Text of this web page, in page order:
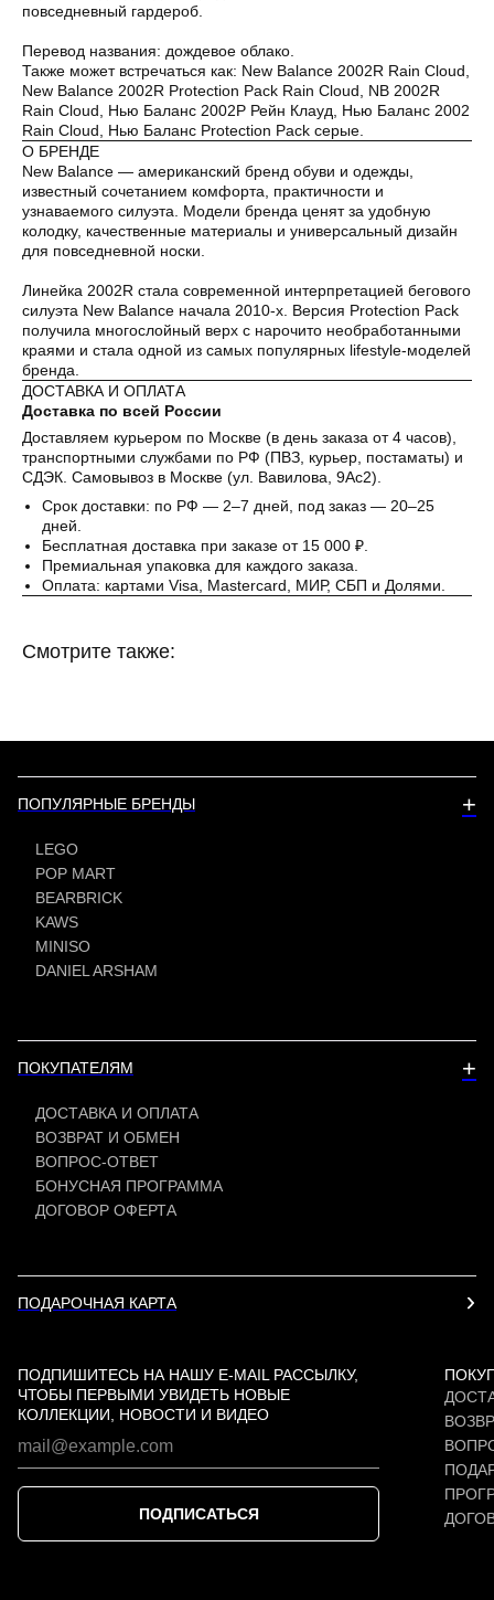
повседневный гардероб.
Перевод названия: дождевое облако.
Также может встречаться как: New Balance 2002R Rain Cloud,
New Balance 2002R Protection Pack Rain Cloud, NB 2002R
Rain Cloud, Нью Баланс 2002Р Рейн Клауд, Нью Баланс 2002
Rain Cloud, Нью Баланс Protection Pack серые.
О БРЕНДЕ
New Balance — американский бренд обуви и одежды,
известный сочетанием комфорта, практичности и
узнаваемого силуэта. Модели бренда ценят за удобную
колодку, качественные материалы и универсальный дизайн
для повседневной носки.
Линейка 2002R стала современной интерпретацией бегового
силуэта New Balance начала 2010-х. Версия Protection Pack
получила многослойный верх с нарочито необработанными
краями и стала одной из самых популярных lifestyle-моделей
бренда.
ДОСТАВКА И ОПЛАТА
Доставка по всей России
Доставляем курьером по Москве (в день заказа от 4 часов),
транспортными службами по РФ (ПВЗ, курьер, постаматы) и
СДЭК. Самовывоз в Москве (ул. Вавилова, 9Ас2).
Срок доставки: по РФ — 2–7 дней, под заказ — 20–25
дней.
Бесплатная доставка при заказе от 15 000 ₽.
Премиальная упаковка для каждого заказа.
Оплата: картами Visa, Mastercard, МИР, СБП и Долями.
Смотрите также:
ПОПУЛЯРНЫЕ БРЕНДЫ +
LEGO
POP MART
BEARBRICK
KAWS
MINISO
DANIEL ARSHAM
ПОКУПАТЕЛЯМ +
ДОСТАВКА И ОПЛАТА
ВОЗВРАТ И ОБМЕН
ВОПРОС-ОТВЕТ
БОНУСНАЯ ПРОГРАММА
ДОГОВОР ОФЕРТА
ПОДАРОЧНАЯ КАРТА
ПОДПИШИТЕСЬ НА НАШУ E-MAIL РАССЫЛКУ,
ЧТОБЫ ПЕРВЫМИ УВИДЕТЬ НОВЫЕ
КОЛЛЕКЦИИ, НОВОСТИ И ВИДЕО
ПОДПИСАТЬСЯ
25% 25%
Без комиссий и переплат
Как обычная оплата картой
Понятно